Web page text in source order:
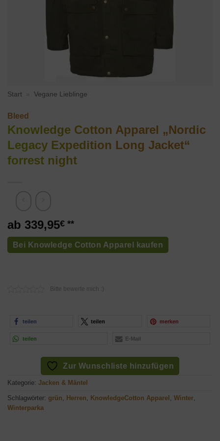
Start Vegane Lieblinge
Bleed
Knowledge Cotton Apparel „Nordic
Legacy Expedition Long Jacket“
forrest night
339,95€
Bei Knowledge Cotton Apparel kaufen
Bitte bewerte mich :)
teilen teilen merken
teilen E-Mail
Zur Wunschliste hinzufügen
Kategorie: Jacken & Mäntel
Schlagwörter: grün, Herren, KnowledgeCotton Apparel , Winter,
Winterparka